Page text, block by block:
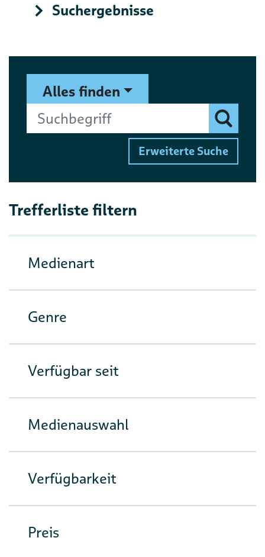
Suchergebnisse
Suchformular
Alles finden
Suchbegriff
Finden
Erweiterte Suche
Trefferliste filtern
Medienart
Genre
Verfügbar seit
Medienauswahl
Verfügbarkeit
Preis